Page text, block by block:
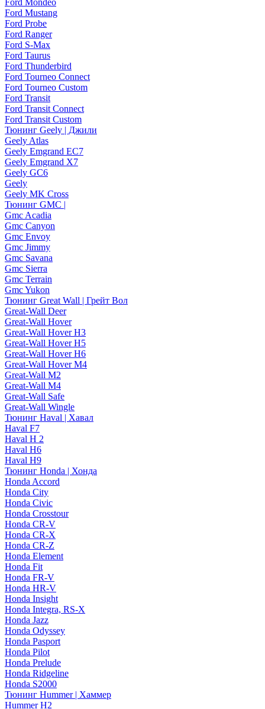
Ford Mondeo
Ford Mustang
Ford Probe
Ford Ranger
Ford S-Max
Ford Taurus
Ford Thunderbird
Ford Tourneo Connect
Ford Tourneo Custom
Ford Transit
Ford Transit Connect
Ford Transit Custom
Тюнинг Geely | Джили
Geely Atlas
Geely Emgrand EC7
Geely Emgrand X7
Geely GC6
Geely
Geely MK Cross
Тюнинг GMC |
Gmc Acadia
Gmc Canyon
Gmc Envoy
Gmc Jimmy
Gmc Savana
Gmc Sierra
Gmc Terrain
Gmc Yukon
Тюнинг Great Wall | Грейт Вол
Great-Wall Deer
Great-Wall Hover
Great-Wall Hover H3
Great-Wall Hover H5
Great-Wall Hover H6
Great-Wall Hover M4
Great-Wall M2
Great-Wall M4
Great-Wall Safe
Great-Wall Wingle
Тюнинг Haval | Хавал
Haval F7
Haval H 2
Haval H6
Haval H9
Тюнинг Honda | Хонда
Honda Accord
Honda City
Honda Civic
Honda Crosstour
Honda CR-V
Honda CR-X
Honda CR-Z
Honda Element
Honda Fit
Honda FR-V
Honda HR-V
Honda Insight
Honda Integra, RS-X
Honda Jazz
Honda Odyssey
Honda Pasport
Honda Pilot
Honda Prelude
Honda Ridgeline
Honda S2000
Тюнинг Hummer | Хаммер
Hummer H2